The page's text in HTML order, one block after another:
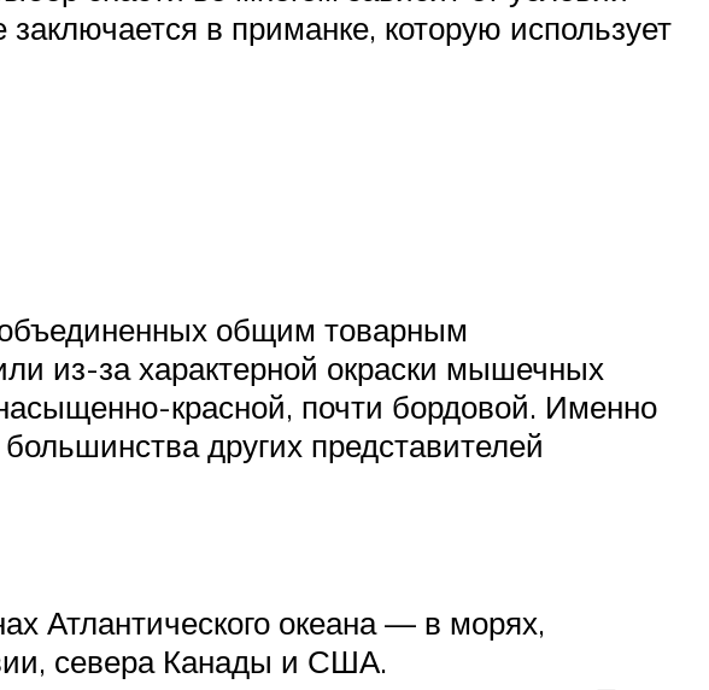
в приманке, которую использует
общим товарным
из-за характерной окраски мышечных
красной, почти бордовой. Именно
других представителей
Атлантического океана — в морях,
севера Канады и США.